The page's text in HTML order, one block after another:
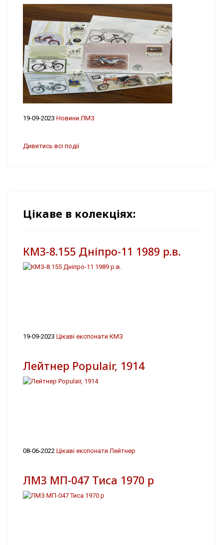
19-09-2023 Новини ЛМЗ
Дивитись всі події
Цікаве в колекціях:
КМЗ-8.155 Дніпро-11 1989 р.в.
19-09-2023 Цікаві експонати КМЗ
Лейтнер Populair, 1914
08-06-2022 Цікаві експонати Лейтнер
ЛМЗ МП-047 Тиса 1970 р